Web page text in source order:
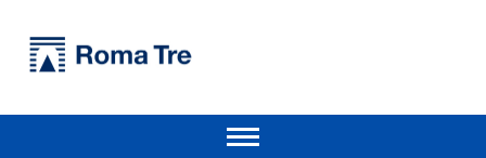
MARIA SGAMBATI - Università Roma Tre
Apri il menu secondario